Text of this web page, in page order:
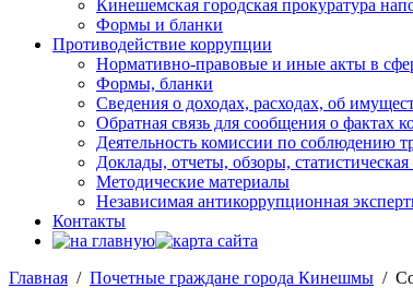
Кинешемская городская прокуратура
Формы и бланки
Противодействие коррупции
Нормативно-правовые и иные акты в
Формы, бланки
Сведения о доходах, расходах, об
Обратная связь для сообщения о фактах
Деятельность комиссии по соблюдению
Доклады, отчеты, обзоры,
Методические материалы
Независимая антикоррупционная
Контакты
Главная / Почетные граждане города Кинешмы /